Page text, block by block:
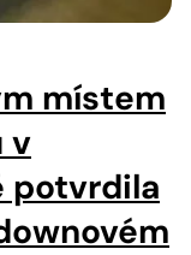
místem
v
potvrdila